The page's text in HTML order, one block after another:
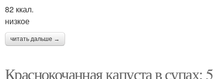
82 ккал.
низкое
читать дальше →
Краснокочанная капуста в супах: 5